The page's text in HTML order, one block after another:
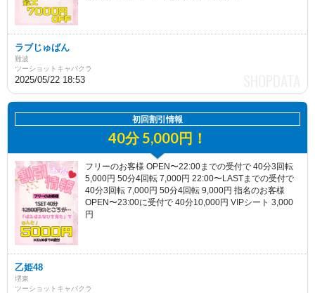
ラブじゅばん
難波
ツーショットキャバクラ
2025/05/22 18:53
初回割引情報
40分 5,000円！
フリーのお客様 OPEN〜22:00までの受付で 40分3回転
5,000円 50分4回転 7,000円 22:00〜LASTまでの受付で
40分3回転 7,000円 50分4回転 9,000円 指名のお客様
OPEN〜23:00に受付で 40分10,000円 VIPシート 3,000
円
乙姫48
堺東
ツーショットキャバクラ